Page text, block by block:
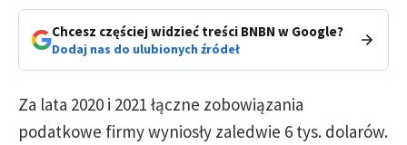
Chcesz częściej widzieć treści BNBN w Google?
Dodaj nas do ulubionych źródeł
Za lata 2020 i 2021 łączne zobowiązania
podatkowe firmy wyniosły zaledwie 6 tys. dolarów.